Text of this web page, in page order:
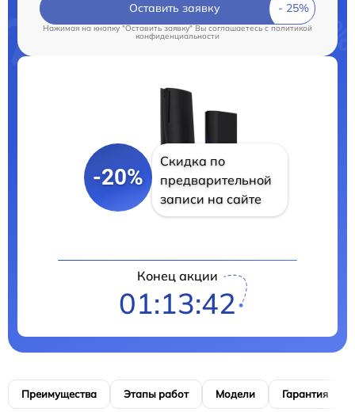
Оставить заявку
Нажимая на кнопку "Оставить заявку" Вы соглашаетесь cполитикой
конфиденциальности
-20%
Скидка по
предварительной
записи на сайте
Конец акции
01:13:41
Преимущества Этапы работ Модели Гарантия